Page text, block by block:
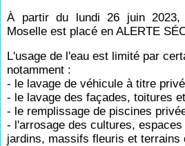
À partir du lundi 26 juin 2023,
Moselle est placé en ALERTE
L'usage de l'eau est limité par
notamment :
- le lavage de véhicule à titre
- le lavage des façades, toitures
- le remplissage de piscines
- l'arrosage des cultures,
jardins, massifs fleuris et terrains